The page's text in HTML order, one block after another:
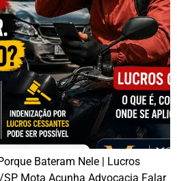
Bateram Nele | Lucros
Mota Acunha Advocacia Falar